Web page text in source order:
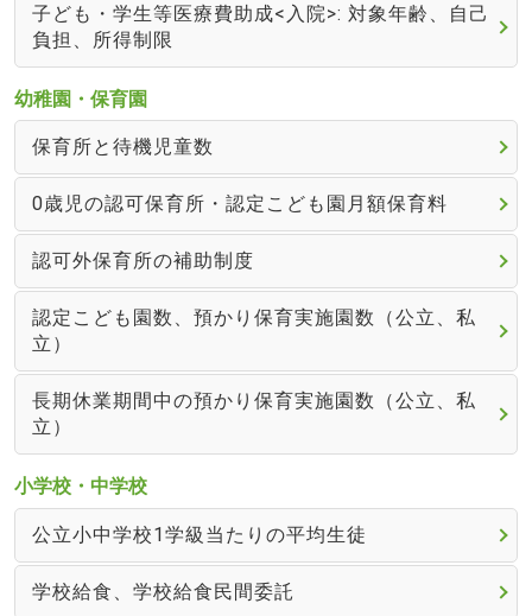
子ども・学生等医療費助成<入院>: 対象年齢、自己
負担、所得制限
幼稚園・保育園
保育所と待機児童数
0歳児の認可保育所・認定こども園月額保育料
認可外保育所の補助制度
認定こども園数、預かり保育実施園数（公立、私
立）
長期休業期間中の預かり保育実施園数（公立、私
立）
小学校・中学校
公立小中学校1学級当たりの平均生徒
学校給食、学校給食民間委託